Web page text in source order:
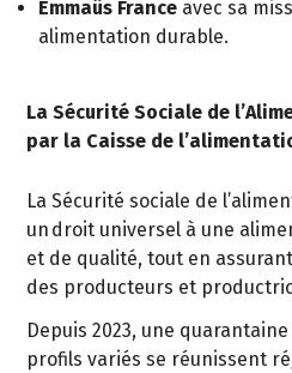
Emmaüs France avec sa
alimentation durable.
La Sécurité Sociale de
par la Caisse de
La Sécurité sociale de
un droit universel à une
et de qualité, tout en
des producteurs et
Depuis 2023, une
profils variés se réunissent